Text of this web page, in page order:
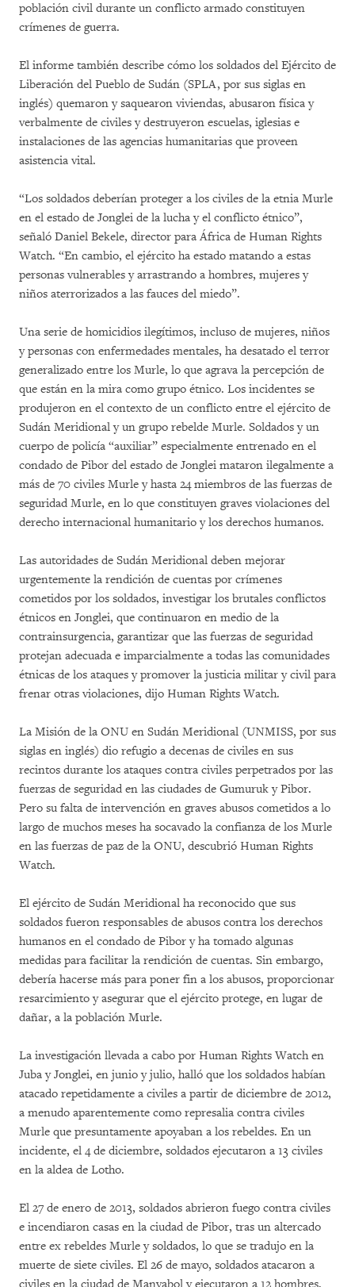
población civil durante un conflicto armado constituyen
crímenes de guerra.
El informe también describe cómo los soldados del Ejército de
Liberación del Pueblo de Sudán (SPLA, por sus siglas en
inglés) quemaron y saquearon viviendas, abusaron física y
verbalmente de civiles y destruyeron escuelas, iglesias e
instalaciones de las agencias humanitarias que proveen
asistencia vital.
“Los soldados deberían proteger a los civiles de la etnia Murle
en el estado de Jonglei de la lucha y el conflicto étnico”,
señaló Daniel Bekele, director para África de Human Rights
Watch. “En cambio, el ejército ha estado matando a estas
personas vulnerables y arrastrando a hombres, mujeres y
niños aterrorizados a las fauces del miedo”.
Una serie de homicidios ilegítimos, incluso de mujeres, niños
y personas con enfermedades mentales, ha desatado el terror
generalizado entre los Murle, lo que agrava la percepción de
que están en la mira como grupo étnico. Los incidentes se
produjeron en el contexto de un conflicto entre el ejército de
Sudán Meridional y un grupo rebelde Murle. Soldados y un
cuerpo de policía “auxiliar” especialmente entrenado en el
condado de Pibor del estado de Jonglei mataron ilegalmente a
más de 70 civiles Murle y hasta 24 miembros de las fuerzas de
seguridad Murle, en lo que constituyen graves violaciones del
derecho internacional humanitario y los derechos humanos.
Las autoridades de Sudán Meridional deben mejorar
urgentemente la rendición de cuentas por crímenes
cometidos por los soldados, investigar los brutales conflictos
étnicos en Jonglei, que continuaron en medio de la
contrainsurgencia, garantizar que las fuerzas de seguridad
protejan adecuada e imparcialmente a todas las comunidades
étnicas de los ataques y promover la justicia militar y civil para
frenar otras violaciones, dijo Human Rights Watch.
La Misión de la ONU en Sudán Meridional (UNMISS, por sus
siglas en inglés) dio refugio a decenas de civiles en sus
recintos durante los ataques contra civiles perpetrados por las
fuerzas de seguridad en las ciudades de Gumuruk y Pibor.
Pero su falta de intervención en graves abusos cometidos a lo
largo de muchos meses ha socavado la confianza de los Murle
en las fuerzas de paz de la ONU, descubrió Human Rights
Watch.
El ejército de Sudán Meridional ha reconocido que sus
soldados fueron responsables de abusos contra los derechos
humanos en el condado de Pibor y ha tomado algunas
medidas para facilitar la rendición de cuentas. Sin embargo,
debería hacerse más para poner fin a los abusos, proporcionar
resarcimiento y asegurar que el ejército protege, en lugar de
dañar, a la población Murle.
La investigación llevada a cabo por Human Rights Watch en
Juba y Jonglei, en junio y julio, halló que los soldados habían
atacado repetidamente a civiles a partir de diciembre de 2012,
a menudo aparentemente como represalia contra civiles
Murle que presuntamente apoyaban a los rebeldes. En un
incidente, el 4 de diciembre, soldados ejecutaron a 13 civiles
en la aldea de Lotho.
El 27 de enero de 2013, soldados abrieron fuego contra civiles
e incendiaron casas en la ciudad de Pibor, tras un altercado
entre ex rebeldes Murle y soldados, lo que se tradujo en la
muerte de siete civiles. El 26 de mayo, soldados atacaron a